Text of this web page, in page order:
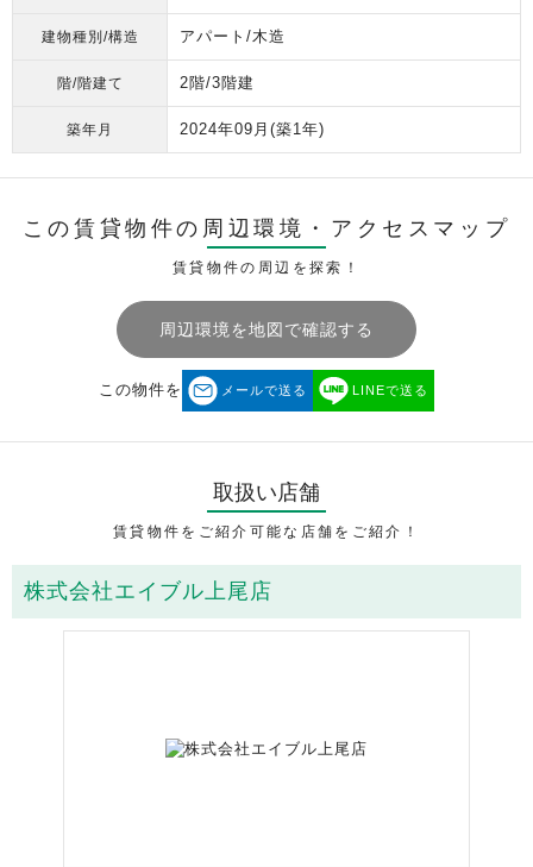
建物種別/構造 アパート/木造
階/階建て 2階/3階建
築年月 2024年09月 (築1年)
この賃貸物件の周辺環境・ アクセスマップ
賃貸物件の周辺を探索！
周辺環境を地図で確認する
この物件を メールで送る LINEで送る
取扱い店舗
賃貸物件をご紹介可能な店舗をご紹介！
株式会社エイブル上尾店